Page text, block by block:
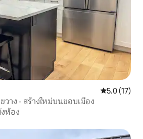
คะแนนเฉลี่ย
5.0 (17)
าง - สร้างใหม่บนขอบเมือง
ห้อง